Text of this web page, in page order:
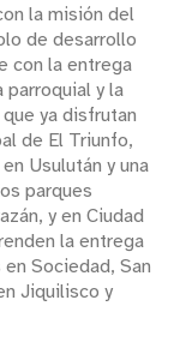
la misión del
de desarrollo
con la entrega
parroquial y la
ya disfrutan
de El Triunfo,
Usulután y una
parques
y en Ciudad
la entrega
Sociedad, San
Jiquilisco y